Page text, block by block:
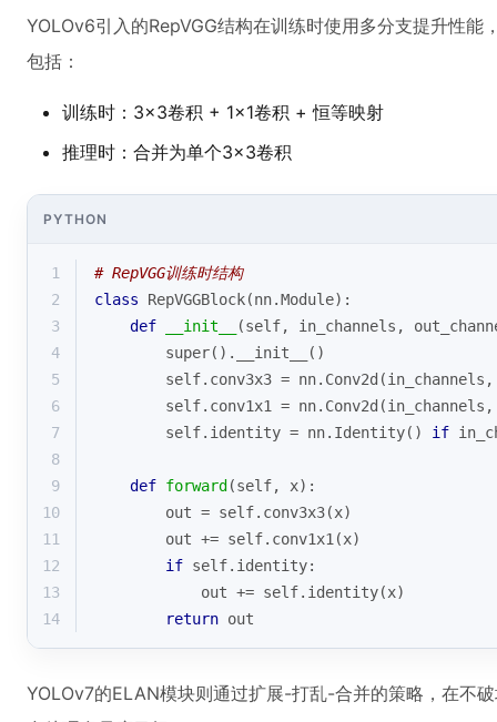
YOLOv6引入的RepVGG结构在训练时使用多分支提升性能
包括：
训练时：3×3卷积 + 1×1卷积 + 恒等映射
推理时：合并为单个3×3卷积
PYTHON
1
# RepVGG训练时结构
2
class RepVGGBlock(nn.Module):
3
def __init__ (self, in_channels,
4
super().__init__()
5
self.conv3x3 =
6
self.conv1x1 =
7
        self.identity = nn.Identity()
if
8
9
def forward (self, x):
10
        out = self.conv3x3(x)
11
        out += self.conv1x1(x)
12
if self.identity:
13
            out += self.identity(x)
14
return out
YOLOv7的ELAN模块则通过扩展-打乱-合并的策略，在不